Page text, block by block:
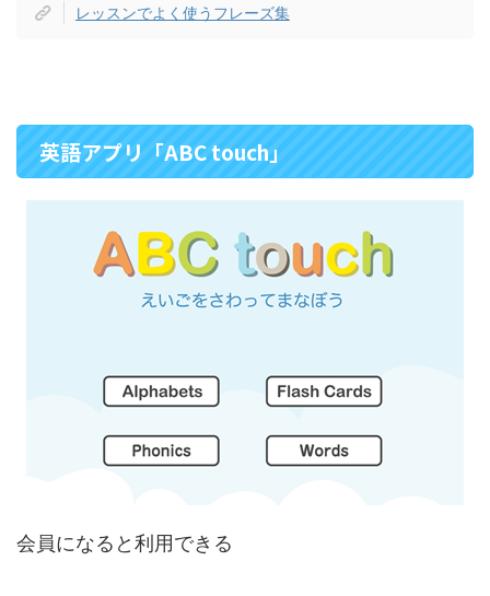
レッスンでよく使うフレーズ集
英語アプリ「ABC touch」
会員になると利用できる